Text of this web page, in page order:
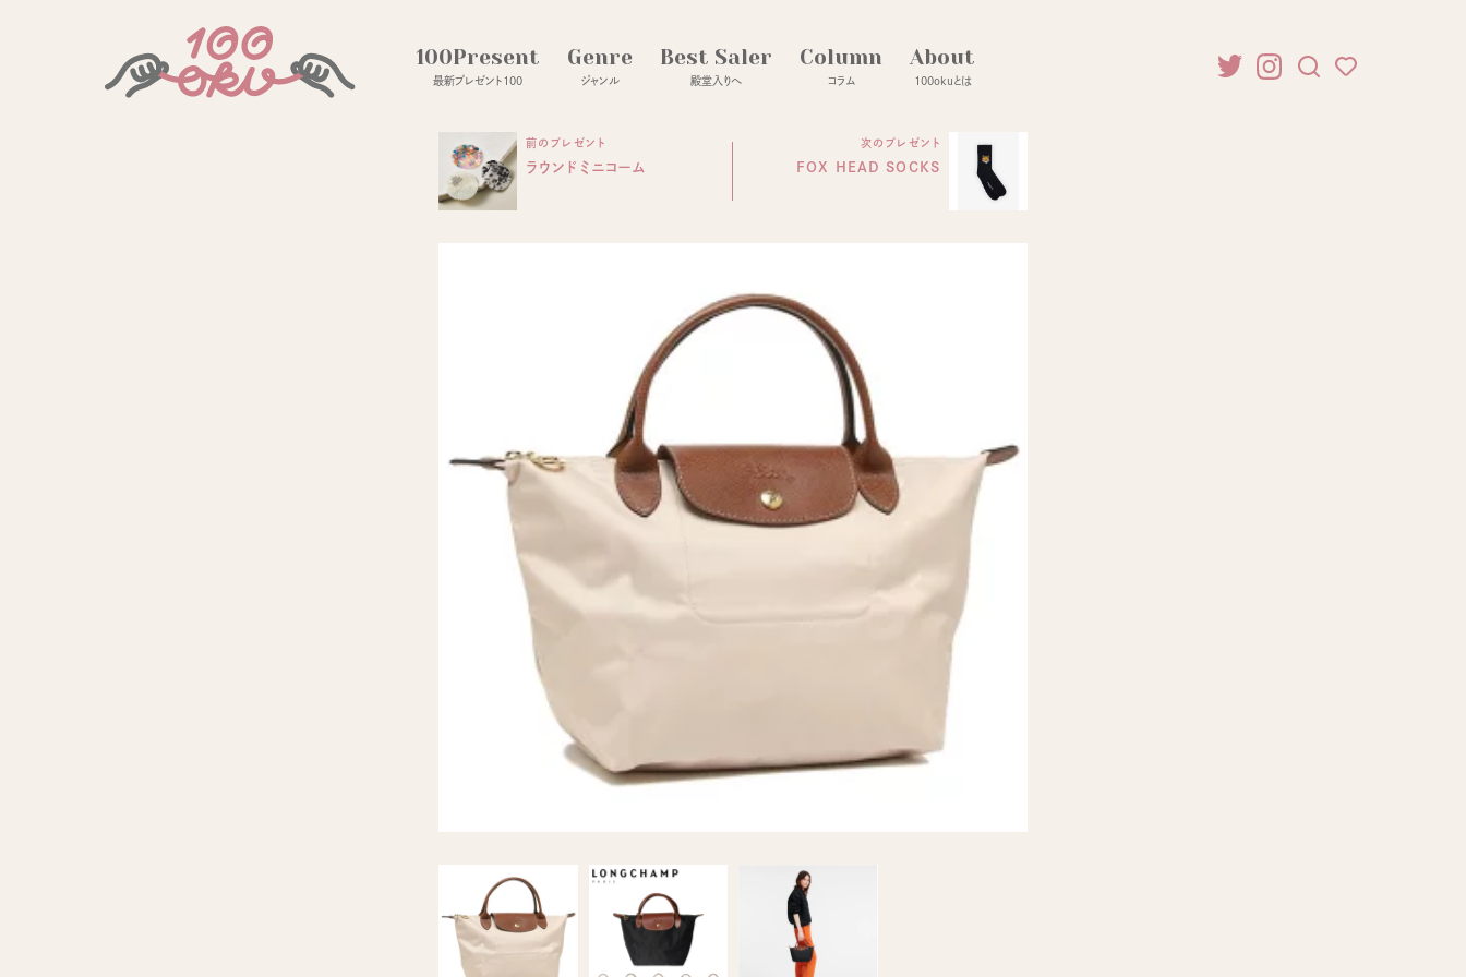
100Present
最新プレゼント100
Genre
ジャンル
Best Saler
殿堂入りへ
Column
コラム
About
100okuとは
前のプレゼント
ラウンドミニコーム
次のプレゼント
FOX HEAD SOCKS